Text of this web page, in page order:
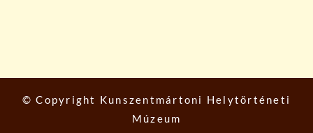
© Copyright Kunszentmártoni Helytörténeti
Múzeum